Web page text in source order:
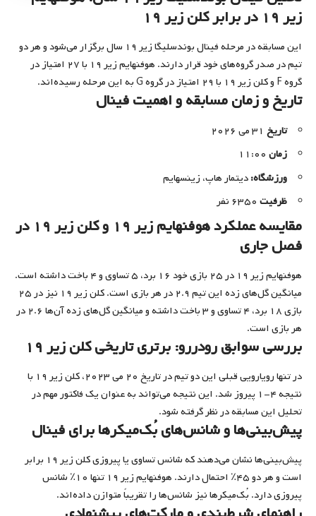
زیر ۱۹ در برابر کلن زیر ۱۹
این مسابقه در مرحله فینال بوندسلیگا زیر ۱۹ سال برگزار می‌شود و هر دو
تیم در صدر گروه‌های خود قرار دارند. هوفنهایم زیر ۱۹ با ۲۷ امتیاز در
گروه F و کلن زیر ۱۹ با ۲۹ امتیاز در گروه G به این مرحله رسیده‌اند.
تاریخ و زمان مسابقه و اهمیت فینال
تاریخ
زمان
ورزشگاه:دیتمار هاپ، زینسهایم
ظرفیت
مقایسه عملکرد هوفنهایم زیر ۱۹ و کلن زیر ۱۹ در
فصل جاری
هوفنهایم زیر ۱۹ در ۲۵ بازی خود ۱۶ برد، ۵ تساوی و ۴ باخت داشته است.
میانگین گل‌های زده این تیم ۲.۹ در هر بازی است. کلن زیر ۱۹ نیز در ۲۵
بازی ۱۸ برد، ۴ تساوی و ۳ باخت داشته و میانگین گل‌های زده آن‌ها ۲.۶ در
هر بازی است.
بررسی سوابق رودررو: برتری تاریخی کلن زیر ۱۹
در تنها رویارویی قبلی این دو تیم در تاریخ ۲۰ می ۲۰۲۳، کلن زیر ۱۹ با
نتیجه ۴-۱ پیروز شد. این نتیجه می‌تواند به عنوان یک فاکتور مهم در
تحلیل این مسابقه در نظر گرفته شود.
پیش‌بینی‌ها و شانس‌های بُک‌میکرها برای فینال
پیش‌بینی‌ها نشان می‌دهند که شانس تساوی یا پیروزی کلن زیر ۱۹ برابر
است و هر دو ۴۵٪ احتمال دارند. هوفنهایم زیر ۱۹ تنها ۱۰٪ شانس
پیروزی دارد. بُک‌میکرها نیز شانس‌ها را تقریباً متوازن داده‌اند.